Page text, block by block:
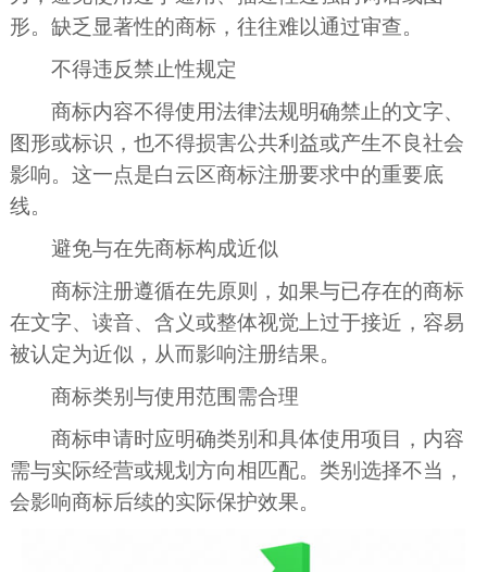
形。缺乏显著性的商标，往往难以通过审查。
不得违反禁止性规定
商标内容不得使用法律法规明确禁止的文字、
图形或标识，也不得损害公共利益或产生不良社会
影响。这一点是白云区商标注册要求中的重要底
线。
避免与在先商标构成近似
商标注册遵循在先原则，如果与已存在的商标
在文字、读音、含义或整体视觉上过于接近，容易
被认定为近似，从而影响注册结果。
商标类别与使用范围需合理
商标申请时应明确类别和具体使用项目，内容
需与实际经营或规划方向相匹配。类别选择不当，
会影响商标后续的实际保护效果。